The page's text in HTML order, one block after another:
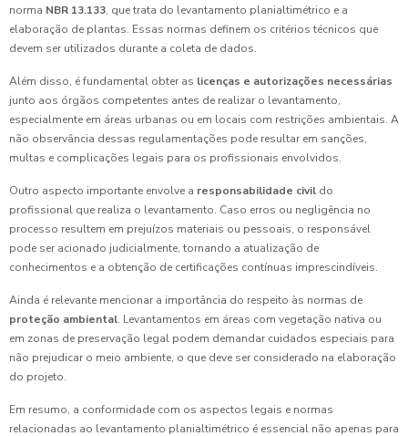
norma NBR 13.133, que trata do levantamento planialtimétrico e a
elaboração de plantas. Essas normas definem os critérios técnicos que
devem ser utilizados durante a coleta de dados.
Além disso, é fundamental obter as licenças e autorizações necessárias
junto aos órgãos competentes antes de realizar o levantamento,
especialmente em áreas urbanas ou em locais com restrições ambientais. A
não observância dessas regulamentações pode resultar em sanções,
multas e complicações legais para os profissionais envolvidos.
Outro aspecto importante envolve a responsabilidade civil do
profissional que realiza o levantamento. Caso erros ou negligência no
processo resultem em prejuízos materiais ou pessoais, o responsável
pode ser acionado judicialmente, tornando a atualização de
conhecimentos e a obtenção de certificações contínuas imprescindíveis.
Ainda é relevante mencionar a importância do respeito às normas de
proteção ambiental. Levantamentos em áreas com vegetação nativa ou
em zonas de preservação legal podem demandar cuidados especiais para
não prejudicar o meio ambiente, o que deve ser considerado na elaboração
do projeto.
Em resumo, a conformidade com os aspectos legais e normas
relacionadas ao levantamento planialtimétrico é essencial não apenas para